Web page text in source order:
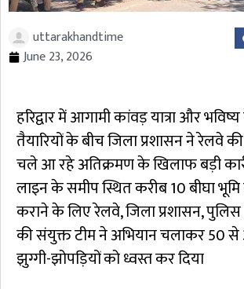
uttarakhandtime
June 23, 2026
हरिद्वार में आगामी कांवड़ यात्रा और
तैयारियों के बीच जिला प्रशासन ने रेलवे
चले आ रहे अतिक्रमण के खिलाफ बड़ी
लाइन के समीप स्थित करीब 10 बीघा
कराने के लिए रेलवे, जिला प्रशासन,
की संयुक्त टीम ने अभियान चलाकर 50
झुग्गी-झोपड़ियों को ध्वस्त कर दिया